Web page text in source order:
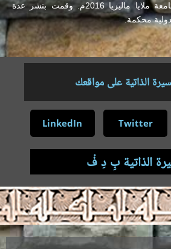
بحوث القران الكريم –جامعة ملايا ماليزيا 2016م. وقمت بنشر عدة
محكمة.
الذاتية على مواقعك
Twitter
LinkedIn
الذاتية بِ دِ فْ